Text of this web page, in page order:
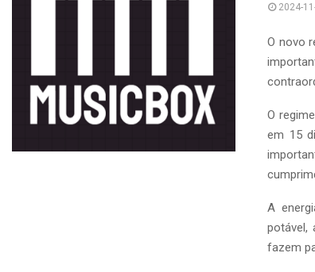
2024-
O novo
O
em 15
A
potável,
fazem